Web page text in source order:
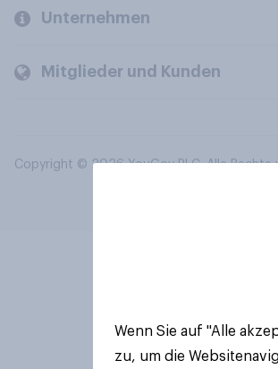
Unternehmen
Mitglieder und Kunden
Copyright © 2026 YouGov PLC. Alle Rechte
Wenn Sie auf "Alle
zu, um die